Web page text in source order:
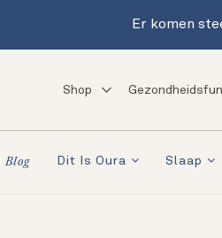
Er komen
Shop
Blog Dit Is Oura Slaap